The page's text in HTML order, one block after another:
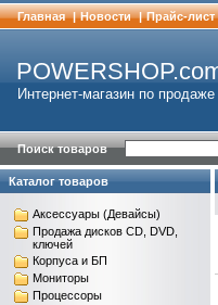
Главная | Новости | Прайс-лист
Интернет-магазин по
Поиск товаров
Каталог товаров
Аксессуары (Девайсы)
Продажа дисков CD, DVD,
ключей
Корпуса и БП
Мониторы
Процессоры